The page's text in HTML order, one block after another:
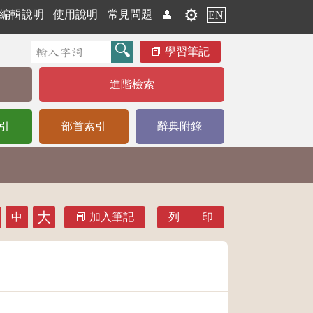
輯說明 使用說明 常見問題 👤 ⚙️ EN
學習筆記
進階檢索
部首索引 辭典附錄
中 大 加入筆記 列 印